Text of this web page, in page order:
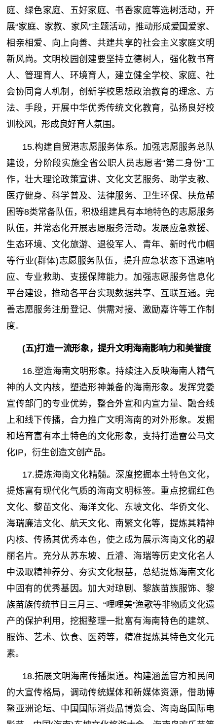
庭、绿色家庭、五好家庭、书香家庭等选树活动，开
展“家庭、家教、家风”主题活动，推动形成爱国爱家、
相亲相爱、向上向善、共建共享的社会主义家庭文明
新风尚。文明校园创建要坚持立德树人，强化教书育
人、管理育人、环境育人，建立健全学校、家庭、社
会协同育人机制，创新学校思想政治教育的理念、方
法、手段，开展中华优秀传统文化教育，弘扬良好校
训校风，形成良好育人氛围。
15.构建自贸港志愿服务体系。加强志愿服务总队
建设，分阶段实施全省公职人员志愿者“第二身份”工
作，壮大理论政策宣讲、文化文艺服务、助学支教、
医疗健身、科学普及、法律服务、卫生环保、扶危帮
困等8类常备队伍，积极组建具有本地特色的志愿服务
队伍，并常态化开展志愿服务活动。发展应急救援、
生态环境、文化旅游、退役军人、青年、新时代巾帼
等行业(群体)志愿服务队伍，提升应急状态下迅速响
应、专业救助、支援保障能力。加强志愿服务信息化
平台建设，推动各平台实现数据共享、互联互通。完
善志愿服务注册登记、供需对接、激励嘉许等工作制
度。
(五)打造一流形象，提升文明海南影响力和美誉度
16.塑造海南文明形象。持续注入反映海南人精气
神的人文内核，塑造形神兼备的海南形象。发挥党委
宣传部门的专业优势，整合外宣和内宣力量、融合线
上和线下传播，合力推广文明海南的对外形象。发掘
和培育富有本土特色的文化形象，支持打造雷公马文
化IP，衍生创造文创产品。
17.提炼海南文化精髓。深度挖掘本土特色文化，
提炼富有现代化气质的海南文明标签。重点挖掘红色
文化、黎苗文化、海洋文化、东坡文化、华侨文化、
海瑞廉洁文化、航天文化、南繁文化等，提炼其精神
内核、传扬其优秀本色，使之成为展示海南文化的靓
丽名片。充分从苏东坡、丘濬、海瑞等历史文化名人
中汲取精神养分、夯实文化根基，总结提炼海南文化
中固有的优秀基因。加大对琼剧、黎族苗族服饰、黎
族苗族传统节日三月三、“哩哩美”渔歌等非物质文化遗
产的保护利用，挖掘整理一批富有海南特色的建筑、
服饰、艺术、饮食、医药等，精准提炼其特色文化元
素。
18.拓展文明海南传播渠道。构建涵盖官方和民间
的大宣传格局，调动传统媒体和新媒体资源，借助博
鳌亚洲论坛、中国国际消费品博览会、海南岛国际电